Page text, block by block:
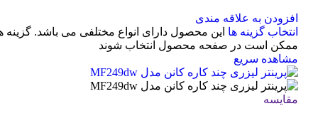
افزودن به علاقه مندی
انتخاب گزینه ها این محصول دارای انواع مختلفی می باشد. گزینه
ممکن است در صفحه محصول انتخاب شوند
مشاهده سریع
مقایسه